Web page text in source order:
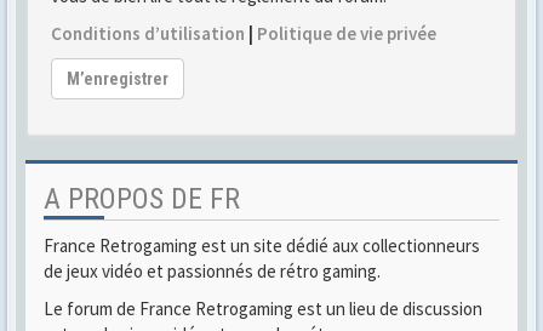
Conditions d’utilisation | Politique de vie privée
M’enregistrer
A PROPOS DE FR
France Retrogaming est un site dédié aux collectionneurs
de jeux vidéo et passionnés de rétro gaming.
Le forum de France Retrogaming est un lieu de discussion